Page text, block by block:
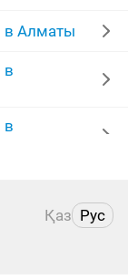
меню
в Алматы
в
в
в Костанае
Қаз Рус